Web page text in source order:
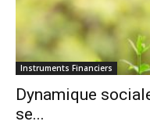
Instruments Financiers
Dynamique
se...